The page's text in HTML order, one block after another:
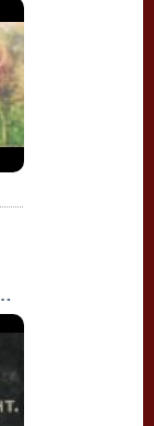
...